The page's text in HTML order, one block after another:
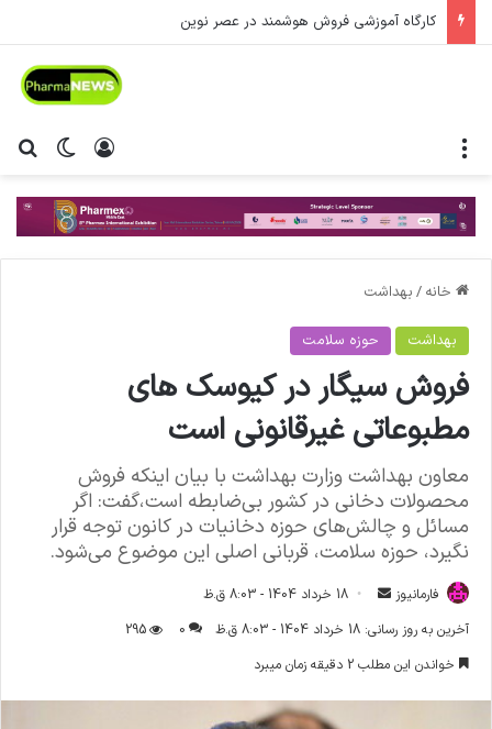
کارگاه آموزشی فروش هوشمند در عصر نوین
تغییر ورود
خانه / بهداشت
بهداشت حوزه سلامت
فروش سیگار در کیوسک های
مطبوعاتی غیرقانونی است
معاون بهداشت وزارت بهداشت با بیان اینکه فروش
محصولات دخانی در کشور بی‌ضابطه است،گفت: اگر
مسائل و چالش‌های حوزه دخانیات در کانون توجه قرار
نگیرد، حوزه سلامت، قربانی اصلی این موضوع می‌شود.
فارمانیوز
ا
ل
18 خرداد 1404 - 8:03 ق.ظ
آخرین به روز رسانی: 18 خرداد 1404 - 8:03 ق.ظ
0
295
خواندن این مطلب 2 دقیقه زمان میبرد